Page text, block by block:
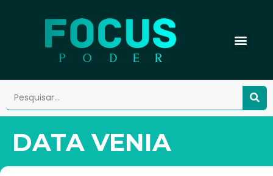
DATA VENIA